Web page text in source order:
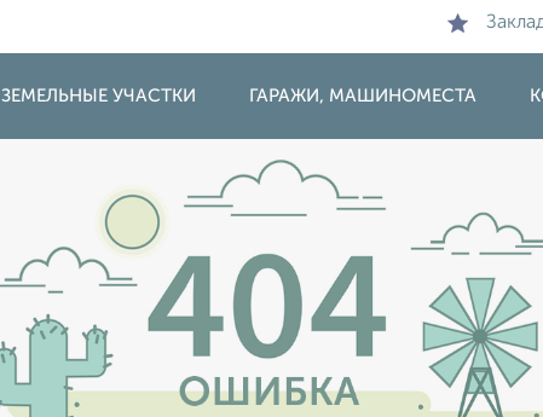
ЗЕМЕЛЬНЫЕ УЧАСТКИ ГАРАЖИ, МАШИНОМЕСТА